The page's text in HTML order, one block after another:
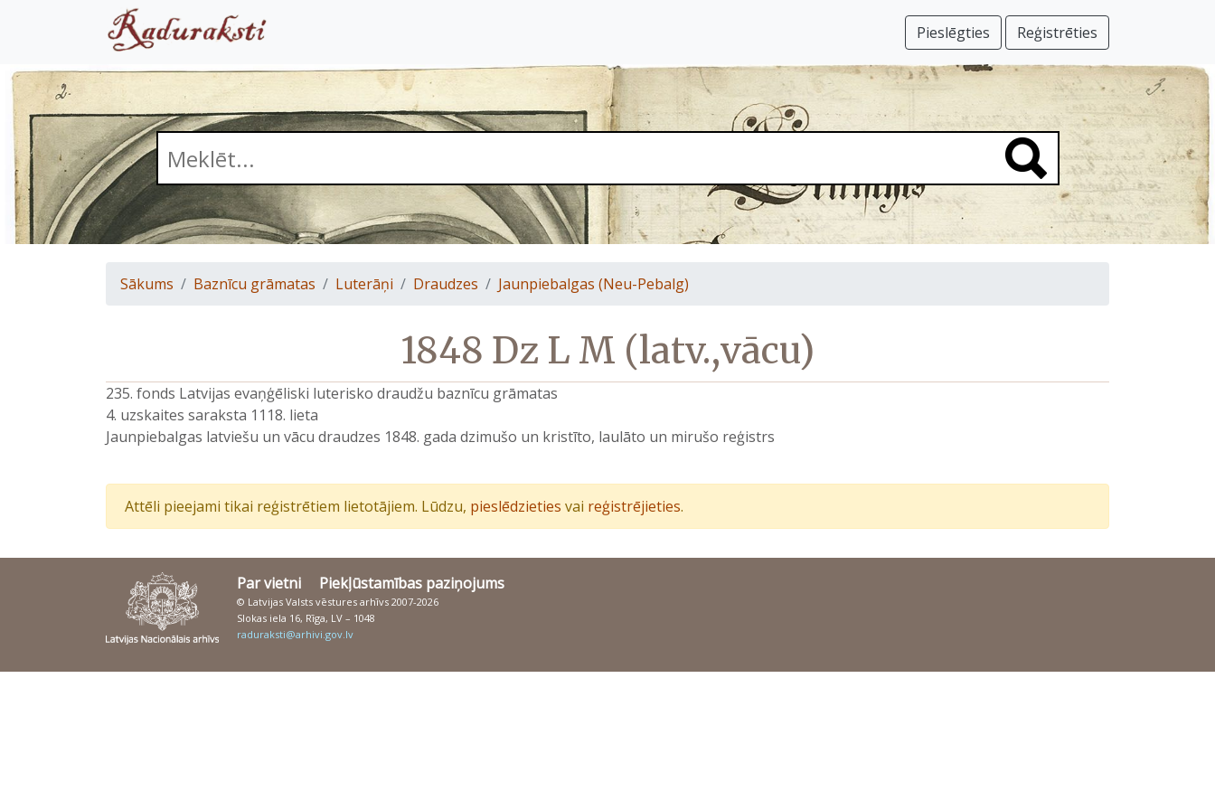
Pieslēgties Reģistrēties
Sākums Baznīcu grāmatas Luterāņi Draudzes Jaunpiebalgas (Neu-Pebalg)
1848 Dz L M (latv.,vācu)
235. fonds Latvijas evaņģēliski luterisko draudžu baznīcu grāmatas
4. uzskaites saraksta 1118. lieta
Jaunpiebalgas latviešu un vācu draudzes 1848. gada dzimušo un kristīto, laulāto un mirušo reģistrs
Attēli pieejami tikai reģistrētiem lietotājiem. Lūdzu, pieslēdzieties vai reģistrējieties.
Par vietni Piekļūstamības paziņojums
© Latvijas Valsts vēstures arhīvs 2007-2026
Slokas iela 16, Rīga, LV – 1048
raduraksti@arhivi.gov.lv